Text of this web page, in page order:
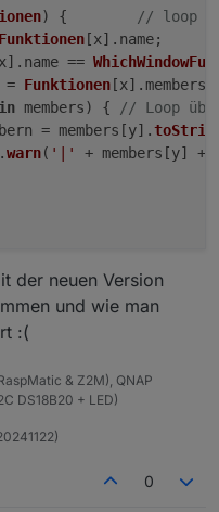
]: javascript
.0 ( 364)
]: javascript
.0 (
	[warn ]: javascript
> 0
) {
// loop
Funktionen [x]. name;
name ==
= Funktionen [x]. members
in members) {
// Loop
= members[y].
.warn( '|' + members[y] +
der neuen Version
und wie man
:(
& Z2M), QNAP
DS18B20 + LED)
0